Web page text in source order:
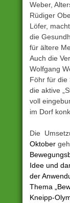
Weber,
Rüdiger
Löfer,
die
für ältere
Auch die
Wolfgang
Föhr für die
die aktive
voll
im Dorf
Die
Oktober
Idee und
der
Thema
Kneipp-